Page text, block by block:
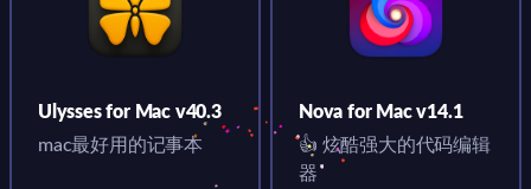
Ulysses for Mac v40.3
mac最好用的记事本
Nova for Mac v14.1
👍 炫酷强大的代码编辑
器